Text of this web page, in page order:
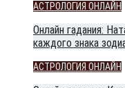
АСТРОЛОГИЯ ОНЛАЙН
Онлайн гадания:
каждого знака
АСТРОЛОГИЯ ОНЛАЙН